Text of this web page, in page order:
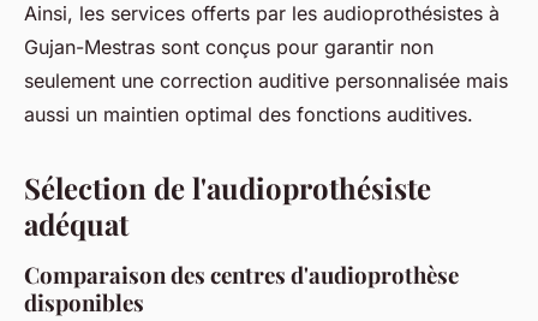
Ainsi, les services offerts par les audioprothésistes à
Gujan-Mestras sont conçus pour garantir non
seulement une correction auditive personnalisée mais
aussi un maintien optimal des fonctions auditives.
Sélection de l'audioprothésiste
adéquat
Comparaison des centres d'audioprothèse
disponibles